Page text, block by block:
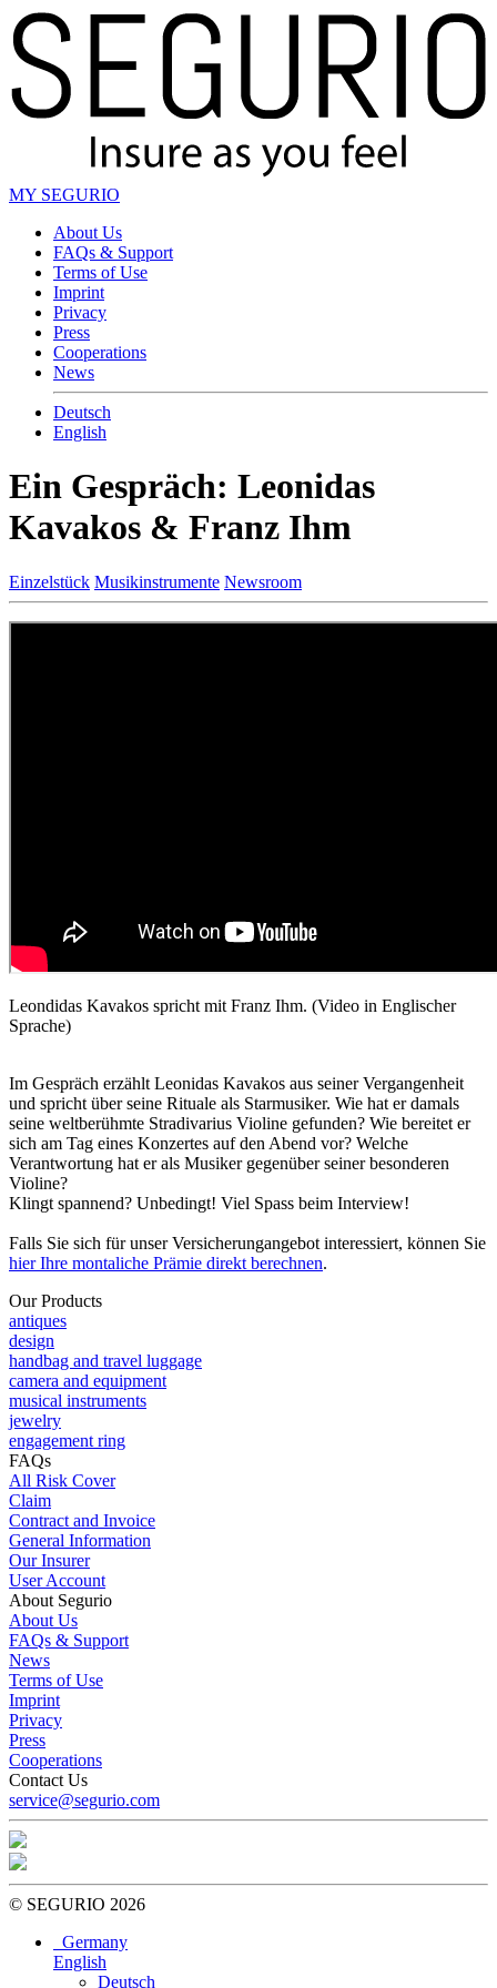
MY SEGURIO
About Us
FAQs & Support
Terms of Use
Imprint
Privacy
Press
Cooperations
News
Deutsch
English
Ein Gespräch: Leonidas
Kavakos & Franz Ihm
Einzelstück Musikinstrumente Newsroom
Leondidas Kavakos spricht mit Franz Ihm. (Video in Englischer
Sprache)
Im Gespräch erzählt Leonidas Kavakos aus seiner Vergangenheit
und spricht über seine Rituale als Starmusiker. Wie hat er damals
seine weltberühmte Stradivarius Violine gefunden? Wie bereitet er
sich am Tag eines Konzertes auf den Abend vor? Welche
Verantwortung hat er als Musiker gegenüber seiner besonderen
Violine?
Klingt spannend? Unbedingt! Viel Spass beim Interview!
Falls Sie sich für unser Versicherungangebot interessiert, können Sie
hier Ihre montaliche Prämie direkt berechnen.
Our Products
antiques
design
handbag and travel luggage
camera and equipment
musical instruments
jewelry
engagement ring
FAQs
All Risk Cover
Claim
Contract and Invoice
General Information
Our Insurer
User Account
About Segurio
About Us
FAQs & Support
News
Terms of Use
Imprint
Privacy
Press
Cooperations
Contact Us
service@segurio.com
© SEGURIO 2026
Germany
English
Deutsch